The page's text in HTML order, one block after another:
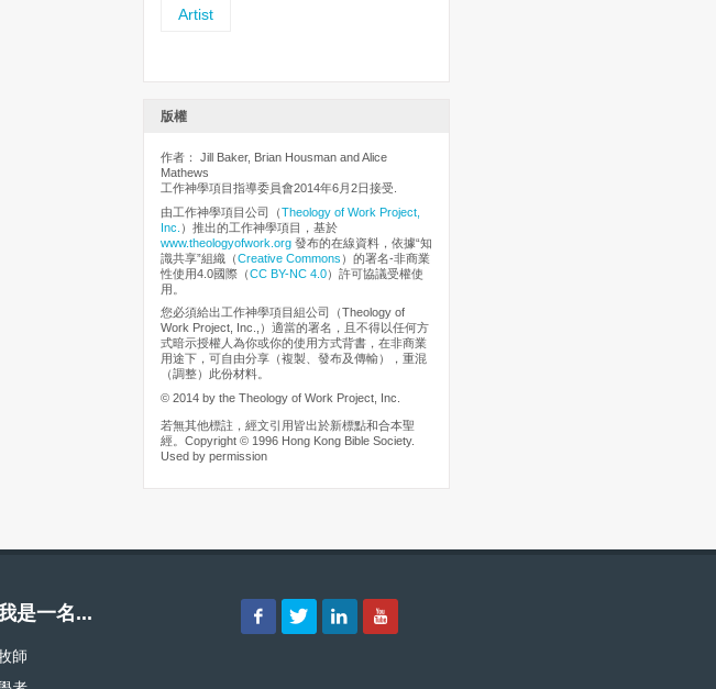
Artist
版權
作者： Jill Baker, Brian Housman and Alice
Mathews
工作神學項目指導委員會2014年6月2日接受.
由工作神學項目公司（Theology of Work Project,
Inc. ）推出的工作神學項目，基於
www.theologyofwork.org 發布的在線資料，依據“知
識共享”組織（Creative Commons ）的署名-非商業
性使用4.0國際（CC BY-NC 4.0）許可協議受權使
用。
您必須給出工作神學項目組公司（Theology of
Work Project, Inc.,）適當的署名，且不得以任何方
式暗示授權人為你或你的使用方式背書，在非商業
用途下，可自由分享（複製、發布及傳輸），重混
（調整）此份材料。
© 2014 by the Theology of Work Project, Inc.
若無其他標註，經文引用皆出於新標點和合本聖
經。Copyright © 1996 Hong Kong Bible Society.
Used by permission
是一名...
師